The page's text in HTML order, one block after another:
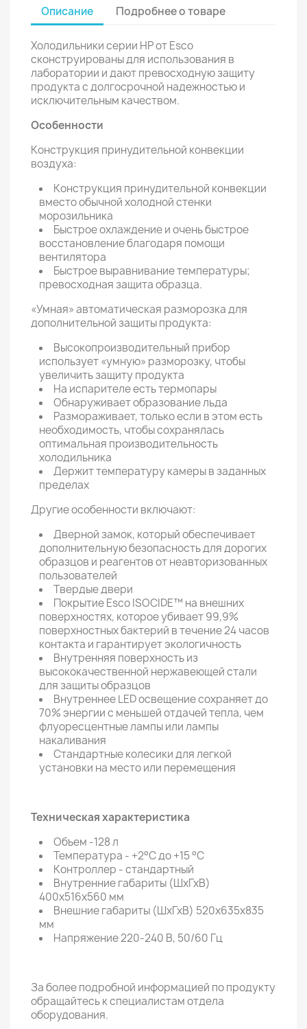
Описание Подробнее о товаре
Холодильники серии НР от Esco
сконструированы для использования в
лаборатории и дают превосходную защиту
продукта с долгосрочной надежностью и
исключительным качеством.
Особенности
Конструкция принудительной конвекции
воздуха:
Конструкция принудительной конвекции
вместо обычной холодной стенки
морозильника
Быстрое охлаждение и очень быстрое
восстановление благодаря помощи
вентилятора
Быстрое выравнивание температуры;
превосходная защита образца.
«Умная» автоматическая разморозка для
дополнительной защиты продукта:
Высокопроизводительный прибор
использует «умную» разморозку, чтобы
увеличить защиту продукта
На испарителе есть термопары
Обнаруживает образование льда
Размораживает, только если в этом есть
необходимость, чтобы сохранялась
оптимальная производительность
холодильника
Держит температуру камеры в заданных
пределах
Другие особенности включают:
Дверной замок, который обеспечивает
дополнительную безопасность для дорогих
образцов и реагентов от неавторизованных
пользователей
Твердые двери
Покрытие Esco ISOCIDE™ на внешних
поверхностях, которое убивает 99,9%
поверхностных бактерий в течение 24 часов
контакта и гарантирует экологичность
Внутренняя поверхность из
высококачественной нержавеющей стали
для защиты образцов
Внутреннее LED освещение сохраняет до
70% энергии с меньшей отдачей тепла, чем
флуоресцентные лампы или лампы
накаливания
Стандартные колесики для легкой
установки на место или перемещения
Техническая характеристика
Объем -128 л
Температура - +2°C до +15 °C
Контроллер - стандартный
Внутренние габариты (ШхГхВ)
400х516х560 мм
Внешние габариты (ШхГхВ) 520х635х835
мм
Напряжение 220-240 В, 50/60 Гц
За более подробной информацией по продукту
обращайтесь к специалистам отдела
оборудования.